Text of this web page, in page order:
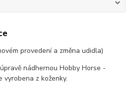
provedení a změna udidla)
nádhernou Hobby Horse -
vyrobena z koženky.